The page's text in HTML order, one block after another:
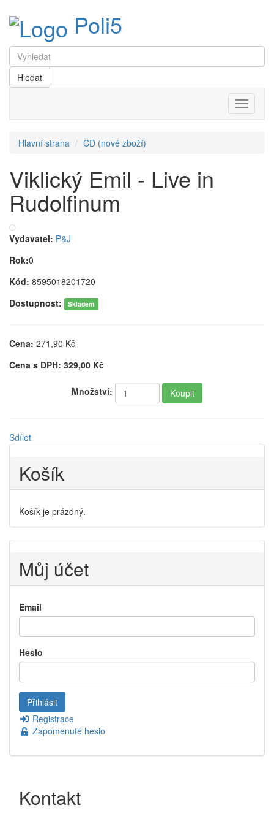
Poli5
Menu
Hlavní strana CD (nové zboží)
Viklický Emil - Live in
Rudolfinum
Vydavatel: P&J
Rok:0
Kód: 8595018201720
Dostupnost:
Skladem
Cena: 271,90 Kč
Cena s DPH: 329,00 Kč
Množství:
Sdílet
Košík
Košík je prázdný.
Můj účet
Email
Heslo
Registrace
Zapomenuté heslo
Kontakt